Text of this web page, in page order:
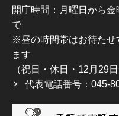
開庁時間：月曜日から
で
※昼の時間帯はお待たせ
ます
（祝日・休日・12月29
代表電話番号：045-